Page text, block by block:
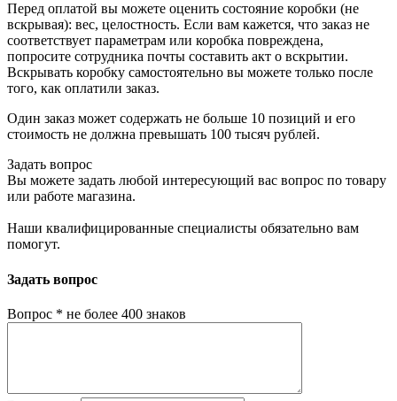
Перед оплатой вы можете оценить состояние коробки (не
вскрывая): вес, целостность. Если вам кажется, что заказ не
соответствует параметрам или коробка повреждена,
попросите сотрудника почты составить акт о вскрытии.
Вскрывать коробку самостоятельно вы можете только после
того, как оплатили заказ.
Один заказ может содержать не больше 10 позиций и его
стоимость не должна превышать 100 тысяч рублей.
Задать вопрос
Вы можете задать любой интересующий вас вопрос по товару
или работе магазина.
Наши квалифицированные специалисты обязательно вам
помогут.
Задать вопрос
Вопрос * не более 400 знаков